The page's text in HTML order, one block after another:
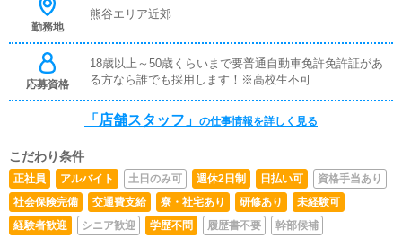
勤務地
熊谷エリア近郊
応募資格
18歳以上～50歳くらいまで要普通自動車免許免許証があ
る方なら誰でも採用します！※高校生不可
「店舗スタッフ」 の仕事情報を詳しく見る
こだわり条件
正社員 アルバイト 土日のみ可 週休2日制 日払い可
資格手当あり
社会保険完備
交通費支給 寮・社宅あり 研修あり
未経験可
経験者歓迎
シニア歓迎 学歴不問 履歴書不要
幹部候補